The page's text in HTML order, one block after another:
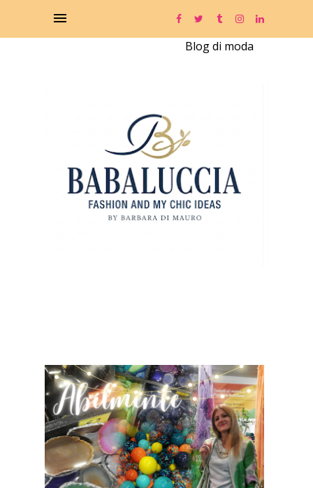
Blog di moda